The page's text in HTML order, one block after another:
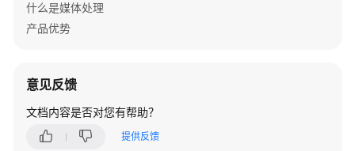
快
门
什么是媒体处理
产品优势
意见反馈
文档内容是否对您有帮助？
提供反馈